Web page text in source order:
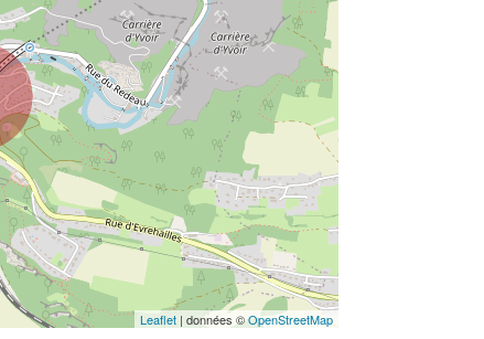
Leaflet| données ©OpenStreetMap